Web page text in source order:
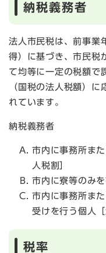
納税義務者
法人市民税は、前事業
得）に基づき、市民税
て均等に一定の税額で
（国税の法人税額）
れています。
納税義務者
市内に事務所ま
人税割］
市内に寮等のみ
市内に事務所ま
受けを行う個人［
税率